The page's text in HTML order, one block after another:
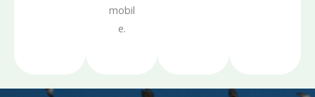
mobil
e.